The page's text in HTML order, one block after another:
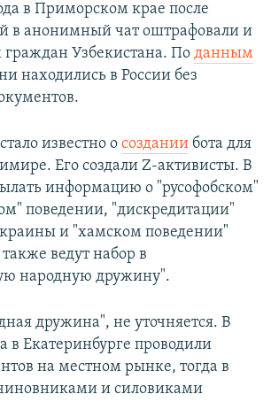
в Приморском крае после
в анонимный чат оштрафовали и
Узбекистана. По данным
находились в России без
известно о создании бота для
Его создали Z-активисты. В
информацию о "русофобском"
поведении, "дискредитации"
и "хамском поведении"
ведут набор в
народную дружину".
дружина", не уточняется. В
в Екатеринбурге проводили
на местном рынке, тогда в
и силовиками